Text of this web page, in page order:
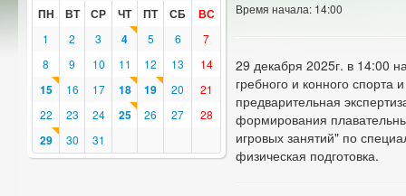
ПН ВТ СР ЧТ ПТ СБ ВС
1 2 3 4 5 6
7
8
9 10 11 12 13 14
15 16 17 18 19 20
21
22
23 24 25 26 27 28
29 30 31
Время начала: 14:00
29 декабря 2025г. в 14:00
гребного и конного спорта
предварительная
формирования
игровых занятий" по
физическая подготовка.